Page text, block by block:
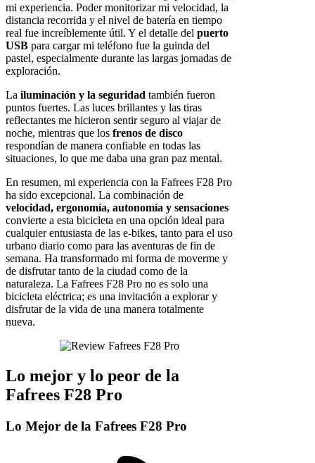
mi experiencia. Poder monitorizar mi velocidad, la
distancia recorrida y el nivel de batería en tiempo
real fue increíblemente útil. Y el detalle del puerto
USB para cargar mi teléfono fue la guinda del
pastel, especialmente durante las largas jornadas de
exploración.
La iluminación y la seguridad también fueron
puntos fuertes. Las luces brillantes y las tiras
reflectantes me hicieron sentir seguro al viajar de
noche, mientras que los frenos de disco
respondían de manera confiable en todas las
situaciones, lo que me daba una gran paz mental.
En resumen, mi experiencia con la Fafrees F28 Pro
ha sido excepcional. La combinación de
velocidad, ergonomía, autonomía y sensaciones
convierte a esta bicicleta en una opción ideal para
cualquier entusiasta de las e-bikes, tanto para el uso
urbano diario como para las aventuras de fin de
semana. Ha transformado mi forma de moverme y
de disfrutar tanto de la ciudad como de la
naturaleza. La Fafrees F28 Pro no es solo una
bicicleta eléctrica; es una invitación a explorar y
disfrutar de la vida de una manera totalmente
nueva.
Lo mejor y lo peor de la
Fafrees F28 Pro
Lo Mejor de la Fafrees F28 Pro